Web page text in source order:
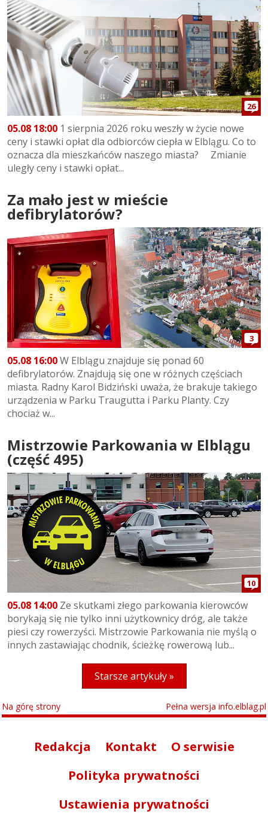
26
05.08 18:00 1 sierpnia 2026 roku weszły w życie nowe
ceny i stawki opłat dla odbiorców ciepła w Elblągu. Co to
oznacza dla mieszkańców naszego miasta? Zmianie
uległy ceny i stawki opłat...
Za mało jest w mieście
defibrylatorów?
3
05.08 16:00W Elblągu znajduje się ponad 60
defibrylatorów. Znajdują się one w różnych częściach
miasta. Radny Karol Bidziński uważa, że brakuje takiego
urządzenia w Parku Traugutta i Parku Planty. Czy
chociaż w...
Mistrzowie Parkowania w Elblągu
(część 495)
10
05.08 14:00 Ze skutkami złego parkowania kierowców
borykają się nie tylko inni użytkownicy dróg, ale także
piesi czy rowerzyści. Mistrzowie Parkowania nie myślą o
innych zastawiając chodnik, ścieżkę rowerową lub...
Starsze artykuły »
Na górę strony Pełna wersja info.elblag.pl
Redakcja Kontakt
O serwisie
Polityka prywatności
Ustawienia prywatności